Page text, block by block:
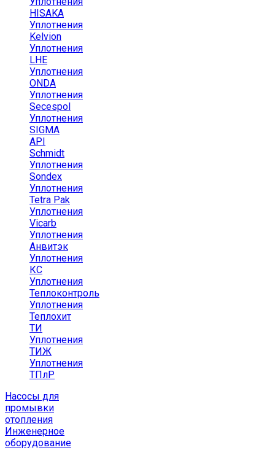
HISAKA
Уплотнения
Kelvion
Уплотнения
LHE
Уплотнения
ONDA
Уплотнения
Secespol
Уплотнения
SIGMA
API
Schmidt
Уплотнения
Sondex
Уплотнения
Tetra Pak
Уплотнения
Vicarb
Уплотнения
Анвитэк
Уплотнения
КС
Уплотнения
Теплоконтроль
Уплотнения
Теплохит
ТИ
Уплотнения
ТИЖ
Уплотнения
ТПлР
Насосы для
промывки
отопления
Инженерное
оборудование